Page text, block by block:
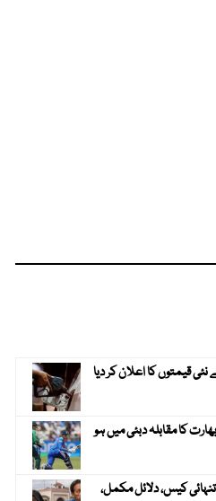
قیمتوں کا اعلان کر دیا
پاکستان اور بھارت کا مقابلہ دبئی میں ہو
تنہائی کیس، دلائل مکمل،